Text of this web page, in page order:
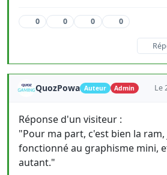
0 0 0 0
QuozPowa Auteur Admin Le
Réponse d'un visiteur :
"Pour ma part, c'est bien la
fonctionné au graphisme mini,
autant."